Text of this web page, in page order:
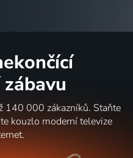
140 000 zákazníků. Staňte
kouzlo moderní televize